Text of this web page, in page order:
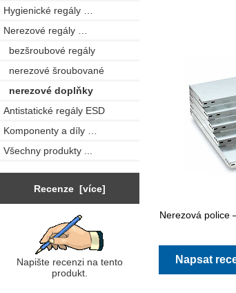
Hygienické regály …
Nerezové regály …
bezšroubové regály
nerezové šroubované
nerezové doplňky
Antistatické regály ESD
Komponenty a díly …
Všechny produkty ...
Recenze [více]
Napište recenzi na tento
produkt.
Nerezová police
Napsat